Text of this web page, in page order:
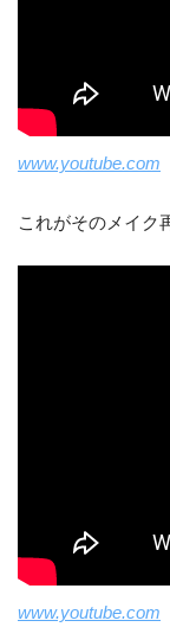
www.youtube.com
これがそのメイク
www.youtube.com